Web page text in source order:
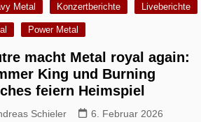
Metal Konzertberichte Liveberichte
Power Metal
macht Metal royal again:
King und Burning
feiern Heimspiel
Schieler 6. Februar 2026